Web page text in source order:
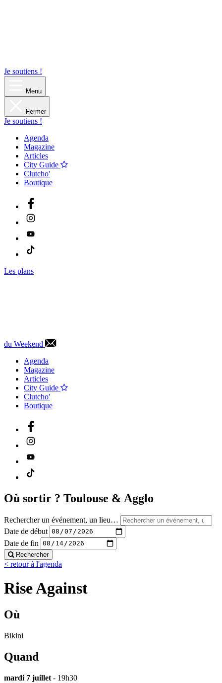
Je soutiens !
Menu
Fermer
Je soutiens !
Agenda
Magazine
Articles
City Guide
Clutcho'
Boutique
Les plans
du Weekend
Agenda
Magazine
Articles
City Guide
Clutcho'
Boutique
Où sortir ? Toulouse & Agglo
Rechercher un événement, un lieu…
Date de début
Date de fin
Rechercher
< retour à l'agenda
Rise Against
Où
Bikini
Quand
mardi 7 juillet - 19h30